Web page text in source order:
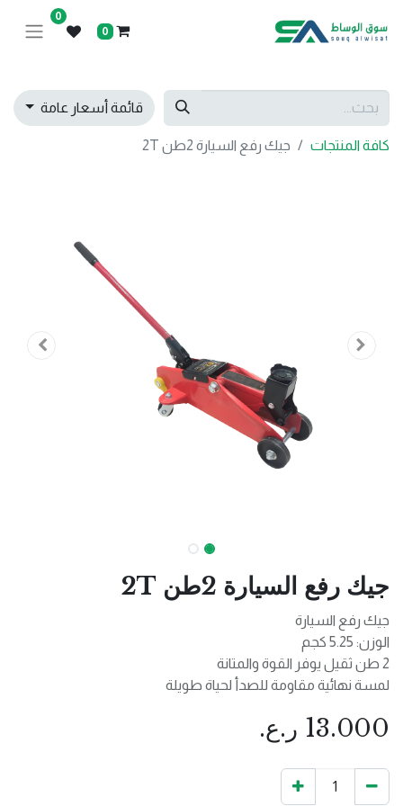
0
0
قائمة أسعار عامة
كافة المنتجات جيك رفع السيارة 2طن 2T
جيك رفع السيارة 2طن 2T
جيك رفع السيارة
الوزن: 5.25 كجم
2 طن ثقيل يوفر القوة والمتانة
لمسة نهائية مقاومة للصدأ لحياة طويلة
13.000 ر.ع.